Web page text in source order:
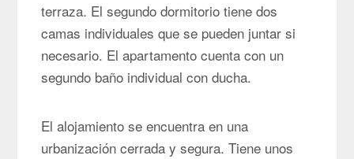
terraza. El segundo dormitorio tiene dos
camas individuales que se pueden juntar si
necesario. El apartamento cuenta con un
segundo baño individual con ducha.
El alojamiento se encuentra en una
urbanización cerrada y segura. Tiene unos